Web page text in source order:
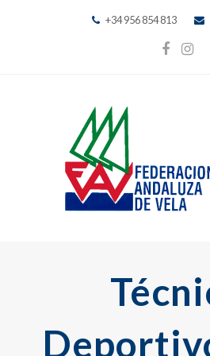
+34 956 854 813